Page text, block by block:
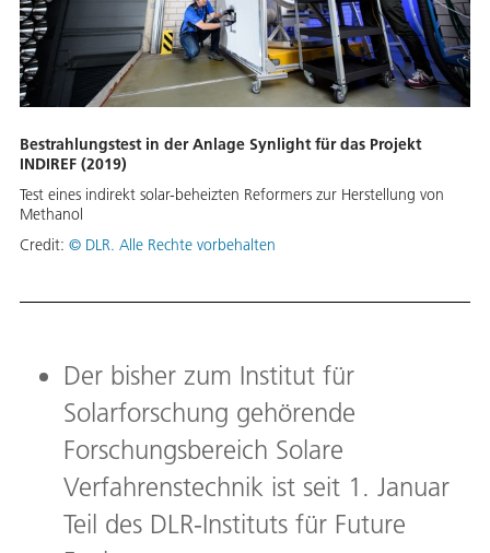
Bestrahlungstest in der Anlage Synlight für das Projekt
INDIREF (2019)
Test eines indirekt solar-beheizten Reformers zur Herstellung von
Methanol
Credit: © DLR. Alle Rechte vorbehalten
Der bisher zum Institut für
Solarforschung gehörende
Forschungsbereich Solare
Verfahrenstechnik ist seit 1. Januar
Teil des DLR-Instituts für Future